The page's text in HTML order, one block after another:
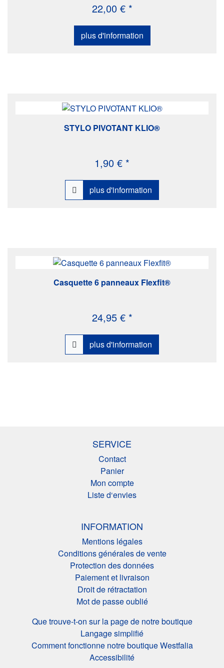
22,00 € *
plus d'information
STYLO PIVOTANT KLIO®
1,90 € *
plus d'information
Casquette 6 panneaux Flexfit®
24,95 € *
plus d'information
SERVICE
Contact
Panier
Mon compte
Liste d‘envies
INFORMATION
Mentions légales
Conditions générales de vente
Protection des données
Paiement et livraison
Droit de rétractation
Mot de passe oublié
Que trouve-t-on sur la page de notre boutique
Langage simplifié
Comment fonctionne notre boutique Westfalia
Accessibilité